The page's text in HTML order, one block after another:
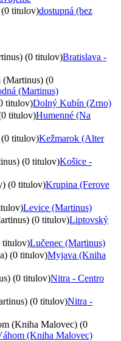
(0 titulov)dostupná (bez
(0 titulov)Bratislava -
(Martinus) (0
(Martinus)
titulov)Dolný Kubín (Zrno)
titulov)Humenné (Na
titulov)Kežmarok (Alter
(0 titulov)Košice -
(0 titulov)Krupina (Ferove
Levice (Martinus)
(0 titulov)Liptovský
titulov)Lučenec (Martinus)
(0 titulov)Myjava (Kniha
(0 titulov)Nitra - Centro
(0 titulov)Nitra -
(Kniha Malovec) (0
(Kniha Malovec)